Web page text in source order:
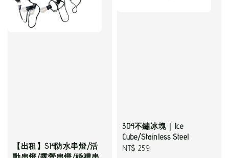
【出租】S14防水串燈/活
304不鏽冰塊｜Ice
Cube/Stainless Steel
Regular
NT$ 259